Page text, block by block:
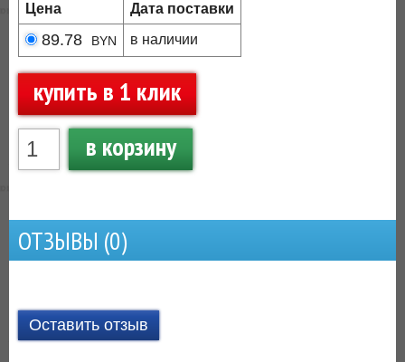
Цена Дата поставки
89.78 BYN в наличии
купить в 1 клик
в корзину
ОТЗЫВЫ (0)
Оставить отзыв